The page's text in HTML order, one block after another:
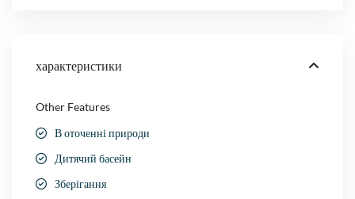
характеристики
Other Features
В оточенні природи
Дитячий басейн
Зберігання